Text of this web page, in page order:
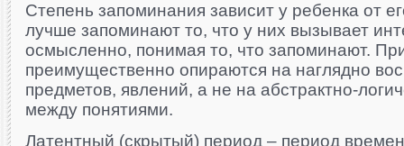
Степень запоминания зависит у ребенка от
лучше запоминают то, что у них вызывает
осмысленно, понимая то, что запоминают.
преимущественно опираются на наглядно
предметов, явлений, а не на абстрактно-
между понятиями.
Латентный (скрытый) период – период